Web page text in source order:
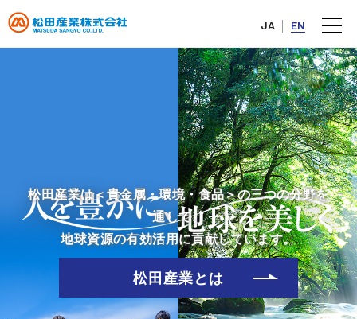
松田産業は＜貴金属・環境・食品＞の三つの分野を
通して、
地球資源の有効活用に貢献しています。
松田産業とは
お知らせ
IR HANDBOOK 事業のご報告（2025年4月1日～2026年3月31
JA EN